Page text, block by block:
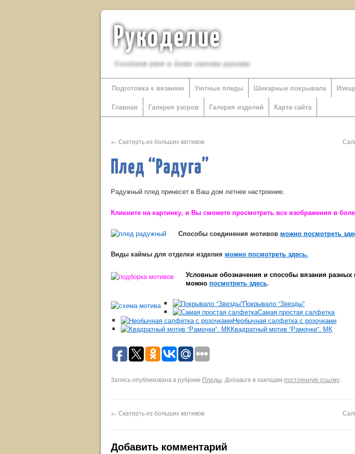
Рукоделие
Создаем уют в доме своими руками
Подготовка к вязанию Уютные пледы Шикарные покрывала
Главная
Галерея узоров Галерея изделий Карта сайта
← Скатерть из больших мотивов
Плед “Радуга”
Радужный плед принесет в Ваш дом летнее настроение.
Кликните на картинку, и Вы сможете просмотреть все изображения в
Способы соединения мотивов можно посмотреть
Виды каймы для отделки изделия можно посмотреть здесь.
Условные обозначения и способы вязания разных
можно посмотреть здесь.
Покрывало “Звезды”
Самая простая салфетка
Необычная салфетка с розочками
Квадратный мотив “Рамочки”. МК
Запись опубликована в рубрике Пледы. Добавьте в закладки постоянную ссылку.
← Скатерть из больших мотивов
Добавить комментарий